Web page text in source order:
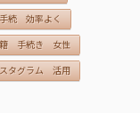
続 効率よく
手続き 女性
タグラム 活用